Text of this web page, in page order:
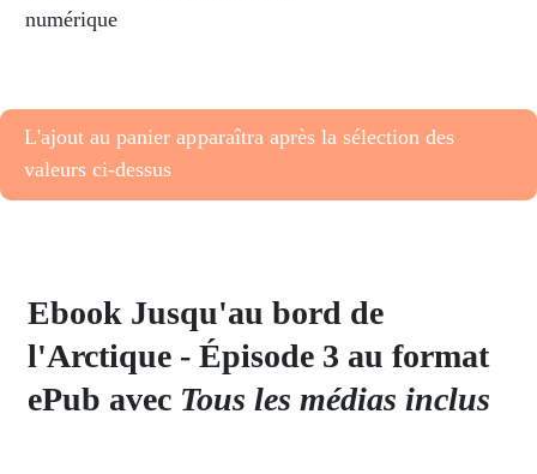
numérique
L'ajout au panier apparaîtra après la sélection des
valeurs ci-dessus
Ebook Jusqu'au bord de
l'Arctique - Épisode 3 au format
ePub avec Tous les médias inclus